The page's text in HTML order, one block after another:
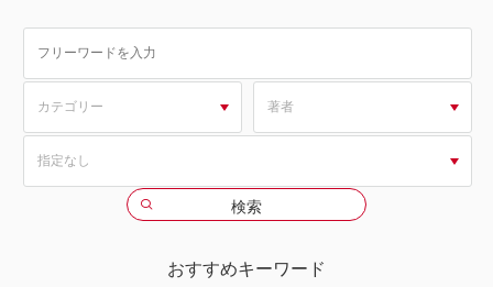
おすすめキーワード